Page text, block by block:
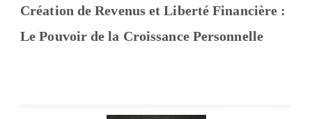
Création de Revenus et Liberté Financière :
Le Pouvoir de la Croissance Personnelle